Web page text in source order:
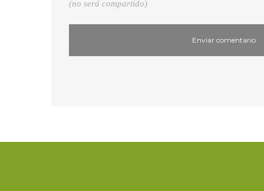
(no será compartido)